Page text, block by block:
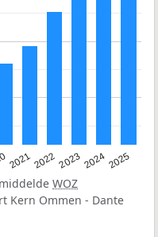
20212022202320242025
WOZ
Kern Ommen - Dante